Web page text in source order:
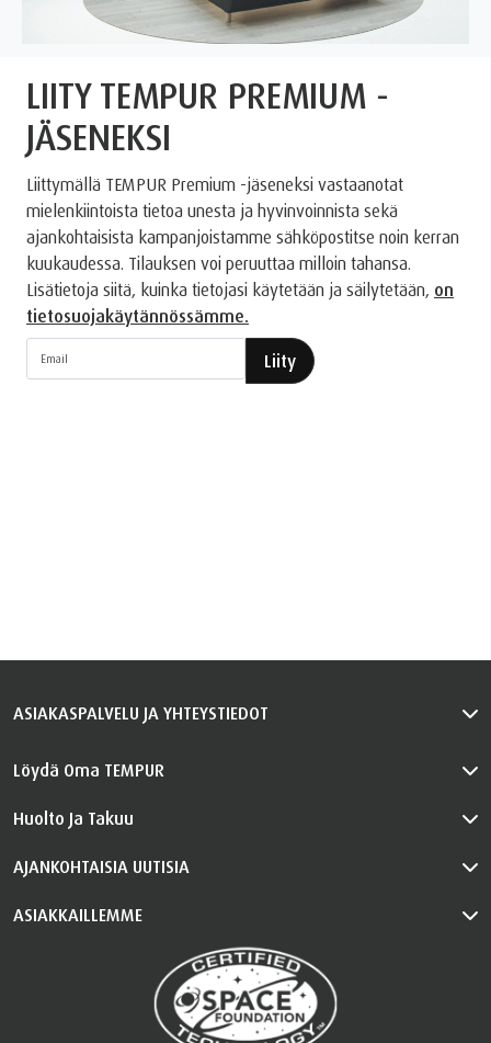
LIITY TEMPUR PREMIUM -
JÄSENEKSI
Liittymällä TEMPUR Premium -jäseneksi vastaanotat
mielenkiintoista tietoa unesta ja hyvinvoinnista sekä
ajankohtaisista kampanjoistamme sähköpostitse noin kerran
kuukaudessa. Tilauksen voi peruuttaa milloin tahansa.
Lisätietoja siitä, kuinka tietojasi käytetään ja säilytetään, on
tietosuojakäytännössämme.
Liity
ASIAKASPALVELU JA YHTEYSTIEDOT
Löydä Oma TEMPUR
Huolto Ja Takuu
AJANKOHTAISIA UUTISIA
ASIAKKAILLEMME